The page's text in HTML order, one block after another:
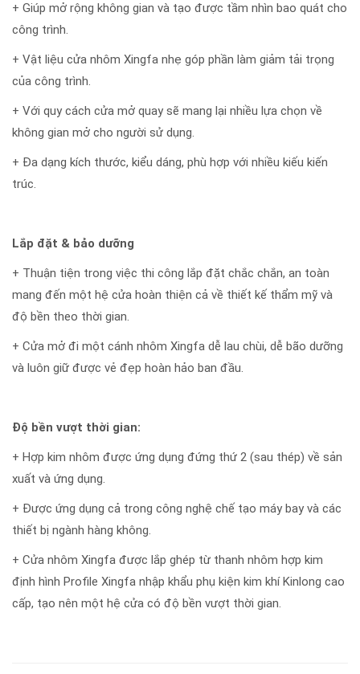
+ Giúp mở rộng không gian và tạo được tầm nhìn bao quát cho
công trình.
+ Vật liệu cửa nhôm Xingfa nhẹ góp phần làm giảm tải trọng
của công trình.
+ Với quy cách cửa mở quay sẽ mang lại nhiều lựa chọn về
không gian mở cho người sử dụng.
+ Đa dạng kích thước, kiểu dáng, phù hợp với nhiều kiếu kiến
trúc.
Lắp đặt & bảo dưỡng
+ Thuận tiện trong việc thi công lắp đặt chắc chắn, an toàn
mang đến một hệ cửa hoàn thiện cả về thiết kế thẩm mỹ và
độ bền theo thời gian.
+ Cửa mở đi một cánh nhôm Xingfa dễ lau chùi, dễ bão dưỡng
và luôn giữ được vẻ đẹp hoàn hảo ban đầu.
Độ bền vượt thời gian:
+ Hợp kim nhôm được ứng dụng đứng thứ 2 (sau thép) về sản
xuất và ứng dụng.
+ Được ứng dụng cả trong công nghệ chế tạo máy bay và các
thiết bị ngành hàng không.
+ Cửa nhôm Xingfa được lắp ghép từ thanh nhôm hợp kim
định hình Profile Xingfa nhập khẩu phụ kiện kim khí Kinlong cao
cấp, tạo nên một hệ cửa có độ bền vượt thời gian.